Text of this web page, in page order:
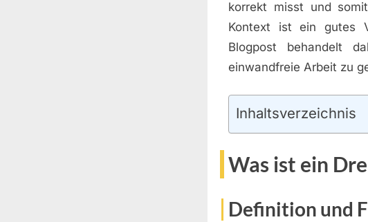
korrekt misst und
Kontext ist ein gutes
Blogpost behandelt
einwandfreie Arbeit zu
Inhaltsverzeichnis
Was ist ein
Definition und